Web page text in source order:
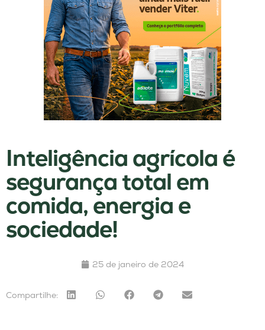
Inteligência agrícola é
segurança total em
comida, energia e
sociedade!
25 de janeiro de 2024
Compartilhe: